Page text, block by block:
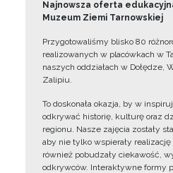
Najnowsza oferta
Muzeum Ziemi Tarnowskiej
Przygotowaliśmy blisko 80
realizowanych w placówkach w
naszych oddziałach w Dołędze,
Zalipiu.
To doskonała okazja, by w
odkrywać historię, kulturę oraz
regionu. Nasze zajęcia zostały
aby nie tylko wspierały
również pobudzały ciekawość,
odkrywców. Interaktywne formy